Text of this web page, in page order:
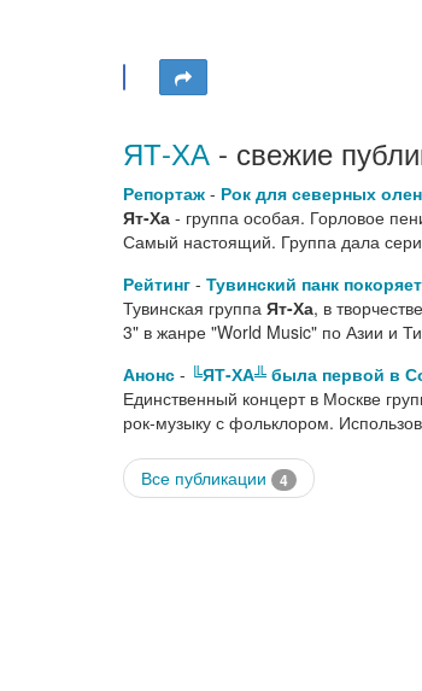
ЯТ-ХА - свежие
Репортаж - Рок для северных
Ят-Ха - группа особая. Горловое
Самый настоящий. Группа дала
Рейтинг - Тувинский панк
Тувинская группа Ят-Ха, в
3" в жанре "World Music" по Азии и
Анонс - ╚ЯТ-ХА╩ была первой в
Единственный концерт в Москве
рок-музыку с фольклором.
Все публикации 4